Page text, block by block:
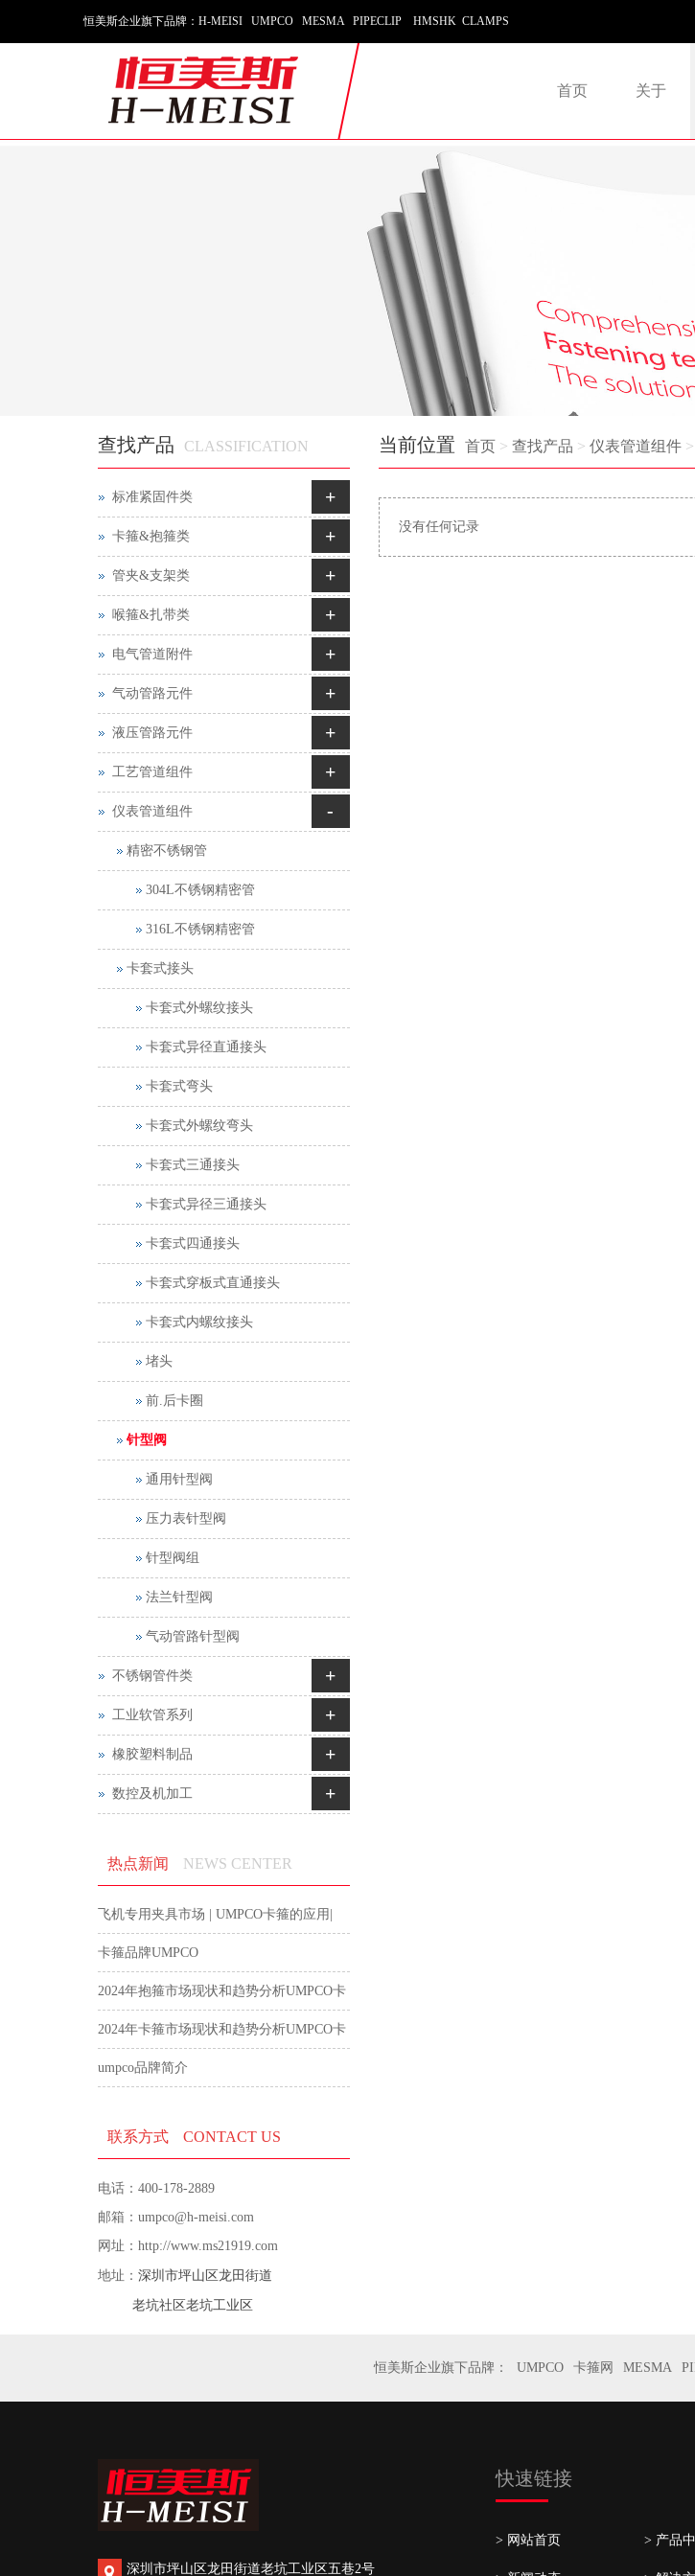
恒美斯企业旗下品牌：H-MEISI UMPCO MESMA PIPECLIP HMSHK CLAMPS
首页 关于
当前位置 首页> 查找产品 > 仪表管道组件>
没有任何记录
查找产品 CLASSIFICATION
标准紧固件类 +
卡箍&抱箍类 +
管夹&支架类 +
喉箍&扎带类 +
电气管道附件 +
气动管路元件 +
液压管路元件 +
工艺管道组件 +
仪表管道组件 -
精密不锈钢管
304L不锈钢精密管
316L不锈钢精密管
卡套式接头
卡套式外螺纹接头
卡套式异径直通接头
卡套式弯头
卡套式外螺纹弯头
卡套式三通接头
卡套式异径三通接头
卡套式四通接头
卡套式穿板式直通接头
卡套式内螺纹接头
堵头
前.后卡圈
针型阀
通用针型阀
压力表针型阀
针型阀组
法兰针型阀
气动管路针型阀
不锈钢管件类 +
工业软管系列 +
橡胶塑料制品 +
数控及机加工 +
热点新闻 NEWS CENTER
飞机专用夹具市场 | UMPCO卡箍的应用|
航空卡箍
卡箍品牌UMPCO
2024年抱箍市场现状和趋势分析UMPCO卡
箍
2024年卡箍市场现状和趋势分析UMPCO卡
箍
umpco品牌简介
联系方式 CONTACT US
电话：400-178-2889
邮箱：umpco@h-meisi.com
网址：http://www.ms21919.com
地址： 深圳市坪山区龙田街道
老坑社区老坑工业区
恒美斯企业旗下品牌： UMPCO 卡箍网 MESMA
深圳市坪山区龙田街道老坑工业区五巷2号
快速链接
> 网站首页 > 产品